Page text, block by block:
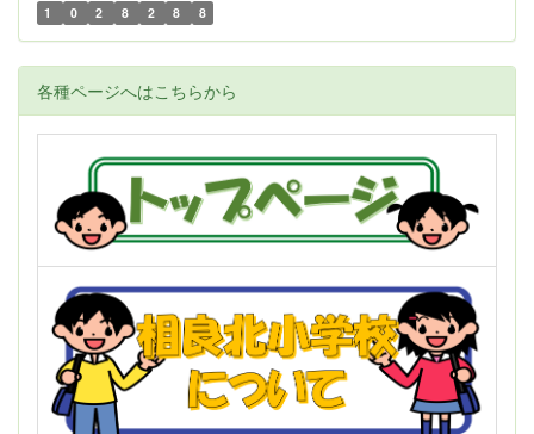
1 0 2 8 2 8 8
各種ページへはこちらから